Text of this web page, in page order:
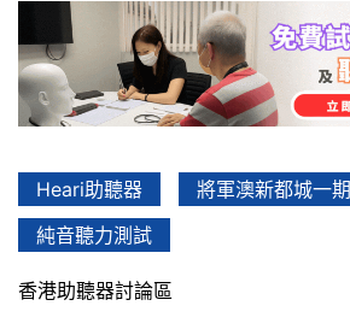
Heari助聽器
將軍澳新都城一期
純音聽力測試
香港助聽器討論區